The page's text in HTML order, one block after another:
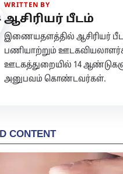
WRITTEN BY
ஆசிரியர் பீடம்
இணையதளத்தில் ஆசிரியர்
பணியாற்றும்
ஊடகத்துறையில் 14
அனுபவம் கொண்டவர்கள்.